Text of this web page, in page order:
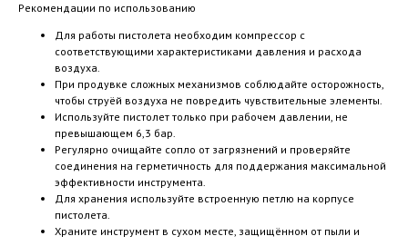
Рекомендации по использованию
Для работы пистолета необходим компрессор с
соответствующими характеристиками давления и расхода
воздуха.
При продувке сложных механизмов соблюдайте осторожность,
чтобы струёй воздуха не повредить чувствительные элементы.
Используйте пистолет только при рабочем давлении, не
превышающем 6,3 бар.
Регулярно очищайте сопло от загрязнений и проверяйте
соединения на герметичность для поддержания максимальной
эффективности инструмента.
Для хранения используйте встроенную петлю на корпусе
пистолета.
Храните инструмент в сухом месте, защищённом от пыли и